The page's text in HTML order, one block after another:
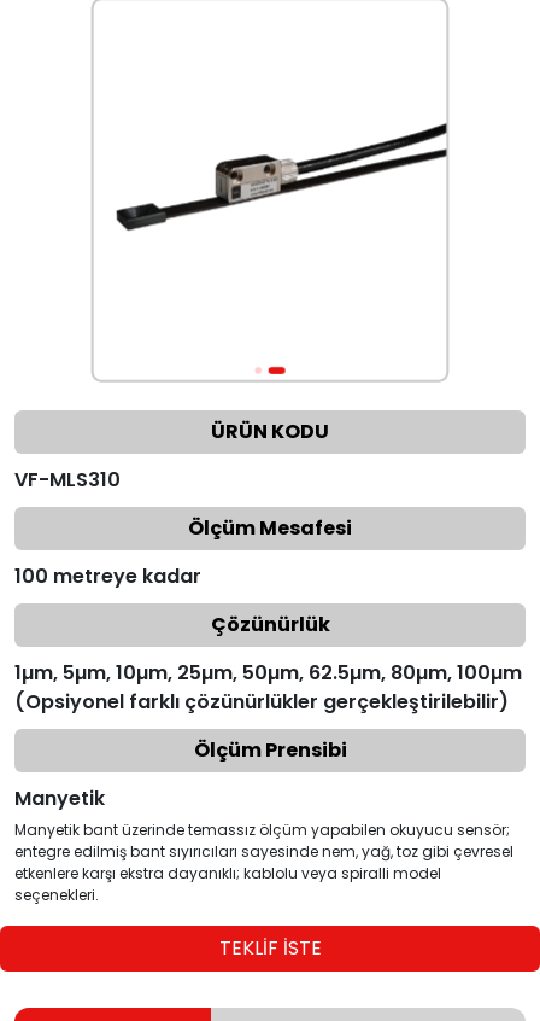
ÜRÜN KODU
VF-MLS310
Ölçüm Mesafesi
100 metreye kadar
Çözünürlük
1µm, 5µm, 10µm, 25µm, 50µm, 62.5µm, 80µm, 100µm
(Opsiyonel farklı çözünürlükler gerçekleştirilebilir)
Ölçüm Prensibi
Manyetik
Manyetik bant üzerinde temassız ölçüm yapabilen okuyucu sensör;
entegre edilmiş bant sıyırıcıları sayesinde nem, yağ, toz gibi çevresel
etkenlere karşı ekstra dayanıklı; kablolu veya spiralli model
seçenekleri.
TEKLİF İSTE